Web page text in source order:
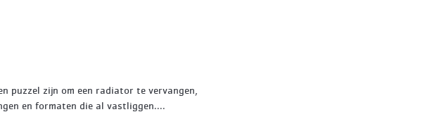
puzzel zijn om een radiator te vervangen,
en formaten die al vastliggen....